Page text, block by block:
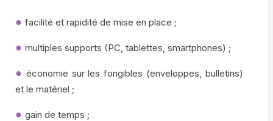
facilité et rapidité de mise en place ;
multiples supports (PC, tablettes, smartphones) ;
économie sur les fongibles (enveloppes, bulletins)
et le matériel ;
gain de temps ;